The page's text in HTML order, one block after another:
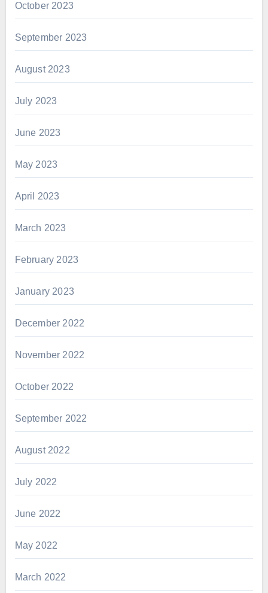
October 2023
September 2023
August 2023
July 2023
June 2023
May 2023
April 2023
March 2023
February 2023
January 2023
December 2022
November 2022
October 2022
September 2022
August 2022
July 2022
June 2022
May 2022
March 2022